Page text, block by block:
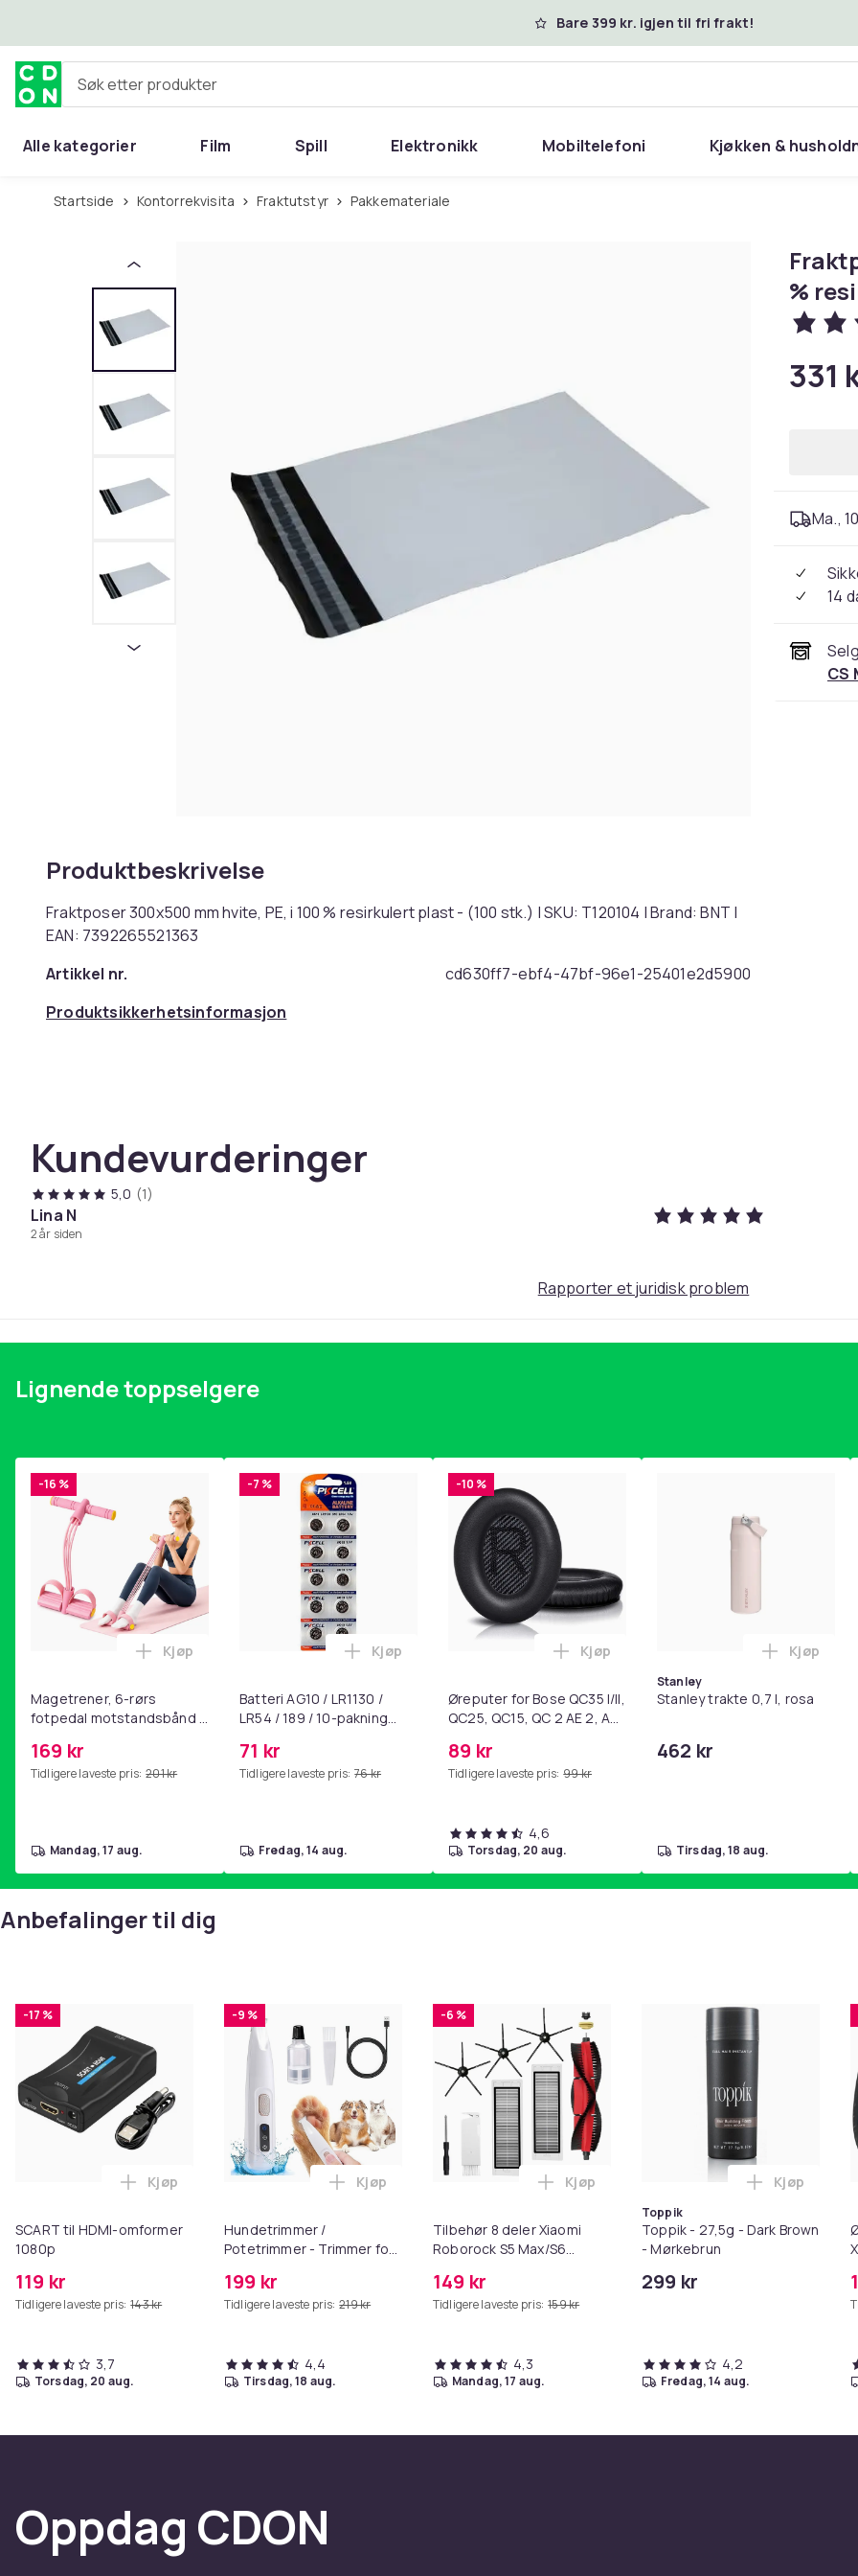
Bare 399 kr. igjen til fri frakt!
Søk etter produkter
Alle kategorier Film Spill Elektronikk Mobiltelefoni Kjøkken &
Startside Kontorrekvisita Fraktutstyr Pakkemateriale
Produktbeskrivelse
Fraktposer 300x500 mm hvite, PE, i 100 % resirkulert plast - (100 stk.) | SKU: T120104 | Brand: BNT |
EAN: 7392265521363
Artikkel nr.
cd630ff7-ebf4-47bf-96e1-25401e2d5900
Produktsikkerhetsinformasjon
Kundevurderinger
5,0 (1)
Lina N
2 år siden
%
331
Ma.,
14
CS
Rapporter et juridisk problem
Lignende toppselgere
-16 %
Magetrener, 6-rørs
fotpedal motstandsbånd -
yoga og
hjemmegymnastikk Pink
169 kr
Tidligere laveste pris: 201 kr
Legg Magetrener, 6-rørs fotpedal motstandsbånd - mage- og kjernetrening, yoga og
Kjøp
mandag, 17 aug.
-7 %
Batteri AG10 / LR1130 /
LR54 / 189 / 10-pakning
71 kr
Tidligere laveste pris: 76 kr
Legg Batteri AG10 / LR1130 / LR54 / 189 / 10-pakning PKcell i
Kjøp
fredag, 14 aug.
-10 %
Øreputer for Bose QC35 I/II,
QC25, QC15, QC 2 AE 2, AE
SoundLink Black
89 kr
Tidligere laveste pris: 99 kr
Legg Øreputer for Bose QC35 I/II, QC25,
Kjøp
4,6
torsdag, 20 aug.
Stanley
Stanley trakte 0,7 l, rosa
462 kr
Legg
Kjøp
tirsdag, 18 aug.
Anbefalinger til dig
-17 %
SCART til HDMI-omformer
1080p
119 kr
Tidligere laveste pris: 143 kr
Legg SCART til HDMI-omformer 1080p i handlekurven
Kjøp
3,7
torsdag, 20 aug.
-9 %
Hundetrimmer /
Potetrimmer - Trimmer for
199 kr
Tidligere laveste pris: 219 kr
Legg Hundetrimmer / Potetrimmer - Trimmer for Poter i handlekurven
Kjøp
4,4
tirsdag, 18 aug.
-6 %
Tilbehør 8 deler Xiaomi
Roborock S5 Max/S6
MAXV/S50/S51/S55/S5/S60/S65/S6
149 kr
Tidligere laveste pris: 159 kr
Legg Tilbehør 8 deler Xiaomi Roborock
Kjøp
4,3
mandag, 17 aug.
Toppik
Toppik - 27,5g - Dark Brown
- Mørkebrun
299 kr
Legg
Kjøp
4,2
fredag, 14 aug.
Oppdag CDON